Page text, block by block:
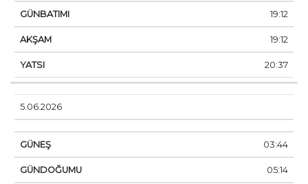
19:12
19:12
20:37
5.06.2026
03:44
05:14